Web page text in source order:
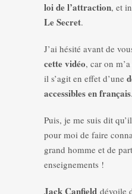
loi de l’attraction, et
Le Secret.
J’ai hésité avant de
cette vidéo, car on
il s’agit en effet d’une
accessibles en français.
Puis, je me suis dit
pour moi de faire
grand homme et de
enseignements !
Jack Canfield dévoile